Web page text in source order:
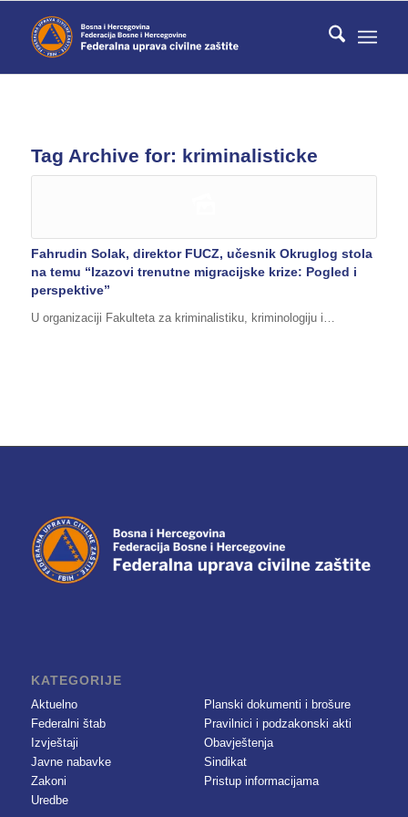
Tag Archive for: kriminalisticke
Fahrudin Solak, direktor FUCZ, učesnik Okruglog stola
na temu “Izazovi trenutne migracijske krize: Pogled i
perspektive”
U organizaciji Fakulteta za kriminalistiku, kriminologiju i…
KATEGORIJE
Aktuelno
Federalni štab
Izvještaji
Javne nabavke
Zakoni
Uredbe
Planski dokumenti i brošure
Pravilnici i podzakonski akti
Obavještenja
Sindikat
Pristup informacijama